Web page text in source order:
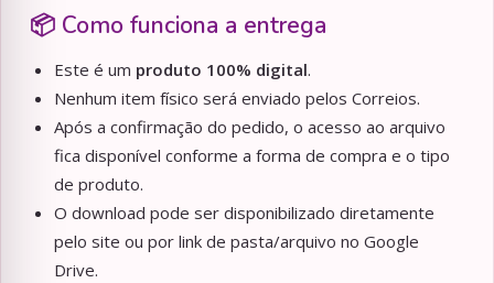
📦 Como funciona a entrega
Este é um produto 100% digital.
Nenhum item físico será enviado pelos Correios.
Após a confirmação do pedido, o acesso ao arquivo
fica disponível conforme a forma de compra e o tipo
de produto.
O download pode ser disponibilizado diretamente
pelo site ou por link de pasta/arquivo no Google
Drive.